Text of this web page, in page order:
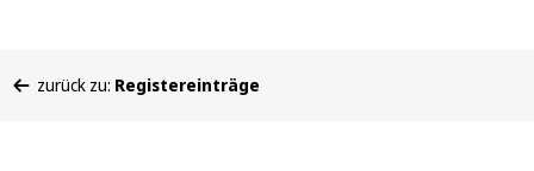
befinden
zurück zu: Registereinträge